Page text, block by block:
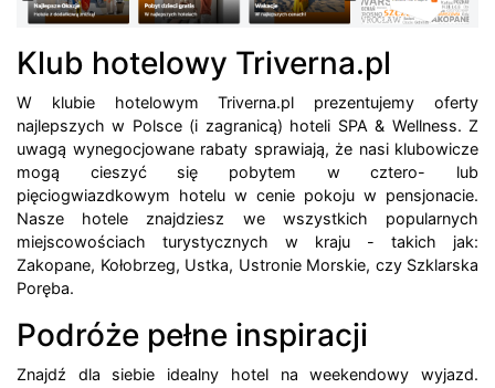
Klub hotelowy Triverna.pl
W klubie hotelowym Triverna.pl prezentujemy oferty
najlepszych w Polsce (i zagranicą) hoteli SPA & Wellness. Z
uwagą wynegocjowane rabaty sprawiają, że nasi klubowicze
mogą cieszyć się pobytem w cztero- lub
pięciogwiazdkowym hotelu w cenie pokoju w pensjonacie.
Nasze hotele znajdziesz we wszystkich popularnych
miejscowościach turystycznych w kraju - takich jak:
Zakopane, Kołobrzeg, Ustka, Ustronie Morskie, czy Szklarska
Poręba.
Podróże pełne inspiracji
Znajdź dla siebie idealny hotel na weekendowy wyjazd.